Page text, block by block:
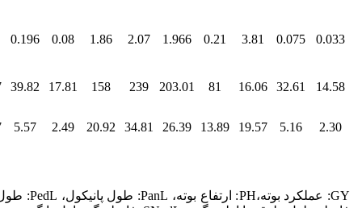
0.196 0.08 1.86 2.07 1.966 0.21 3.81 0.075 0.033
39.82 17.81 158 239 203.01 81 16.06 32.61 14.58
5.57 2.49 20.92 34.81 26.39 13.89 19.57 5.16 2.30